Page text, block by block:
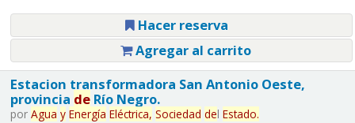
Hacer reserva
Agregar al carrito
Estacion transformadora San Antonio Oeste,
provincia deRío Negro.
por Agua y Energía Eléctrica, Sociedad del Estado.